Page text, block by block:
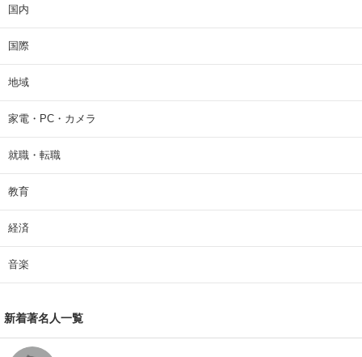
国内
国際
地域
家電・PC・カメラ
就職・転職
教育
経済
音楽
新着著名人一覧